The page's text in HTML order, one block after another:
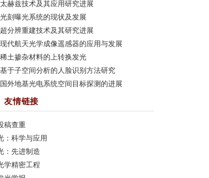
太赫兹技术及其应用研究进展
光刻曝光系统的现状及发展
超分辨重建技术及其研究进展
现代航天光学成像遥感器的应用与发展
稀土掺杂材料的上转换发光
基于子空间分析的人脸识别方法研究
国外地基光电系统空间目标探测的进展
友情链接
稿查重
：科学与应用
：先进制造
学精密工程